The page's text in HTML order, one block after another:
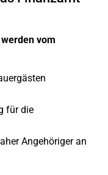
vom
für die
Angehöriger an